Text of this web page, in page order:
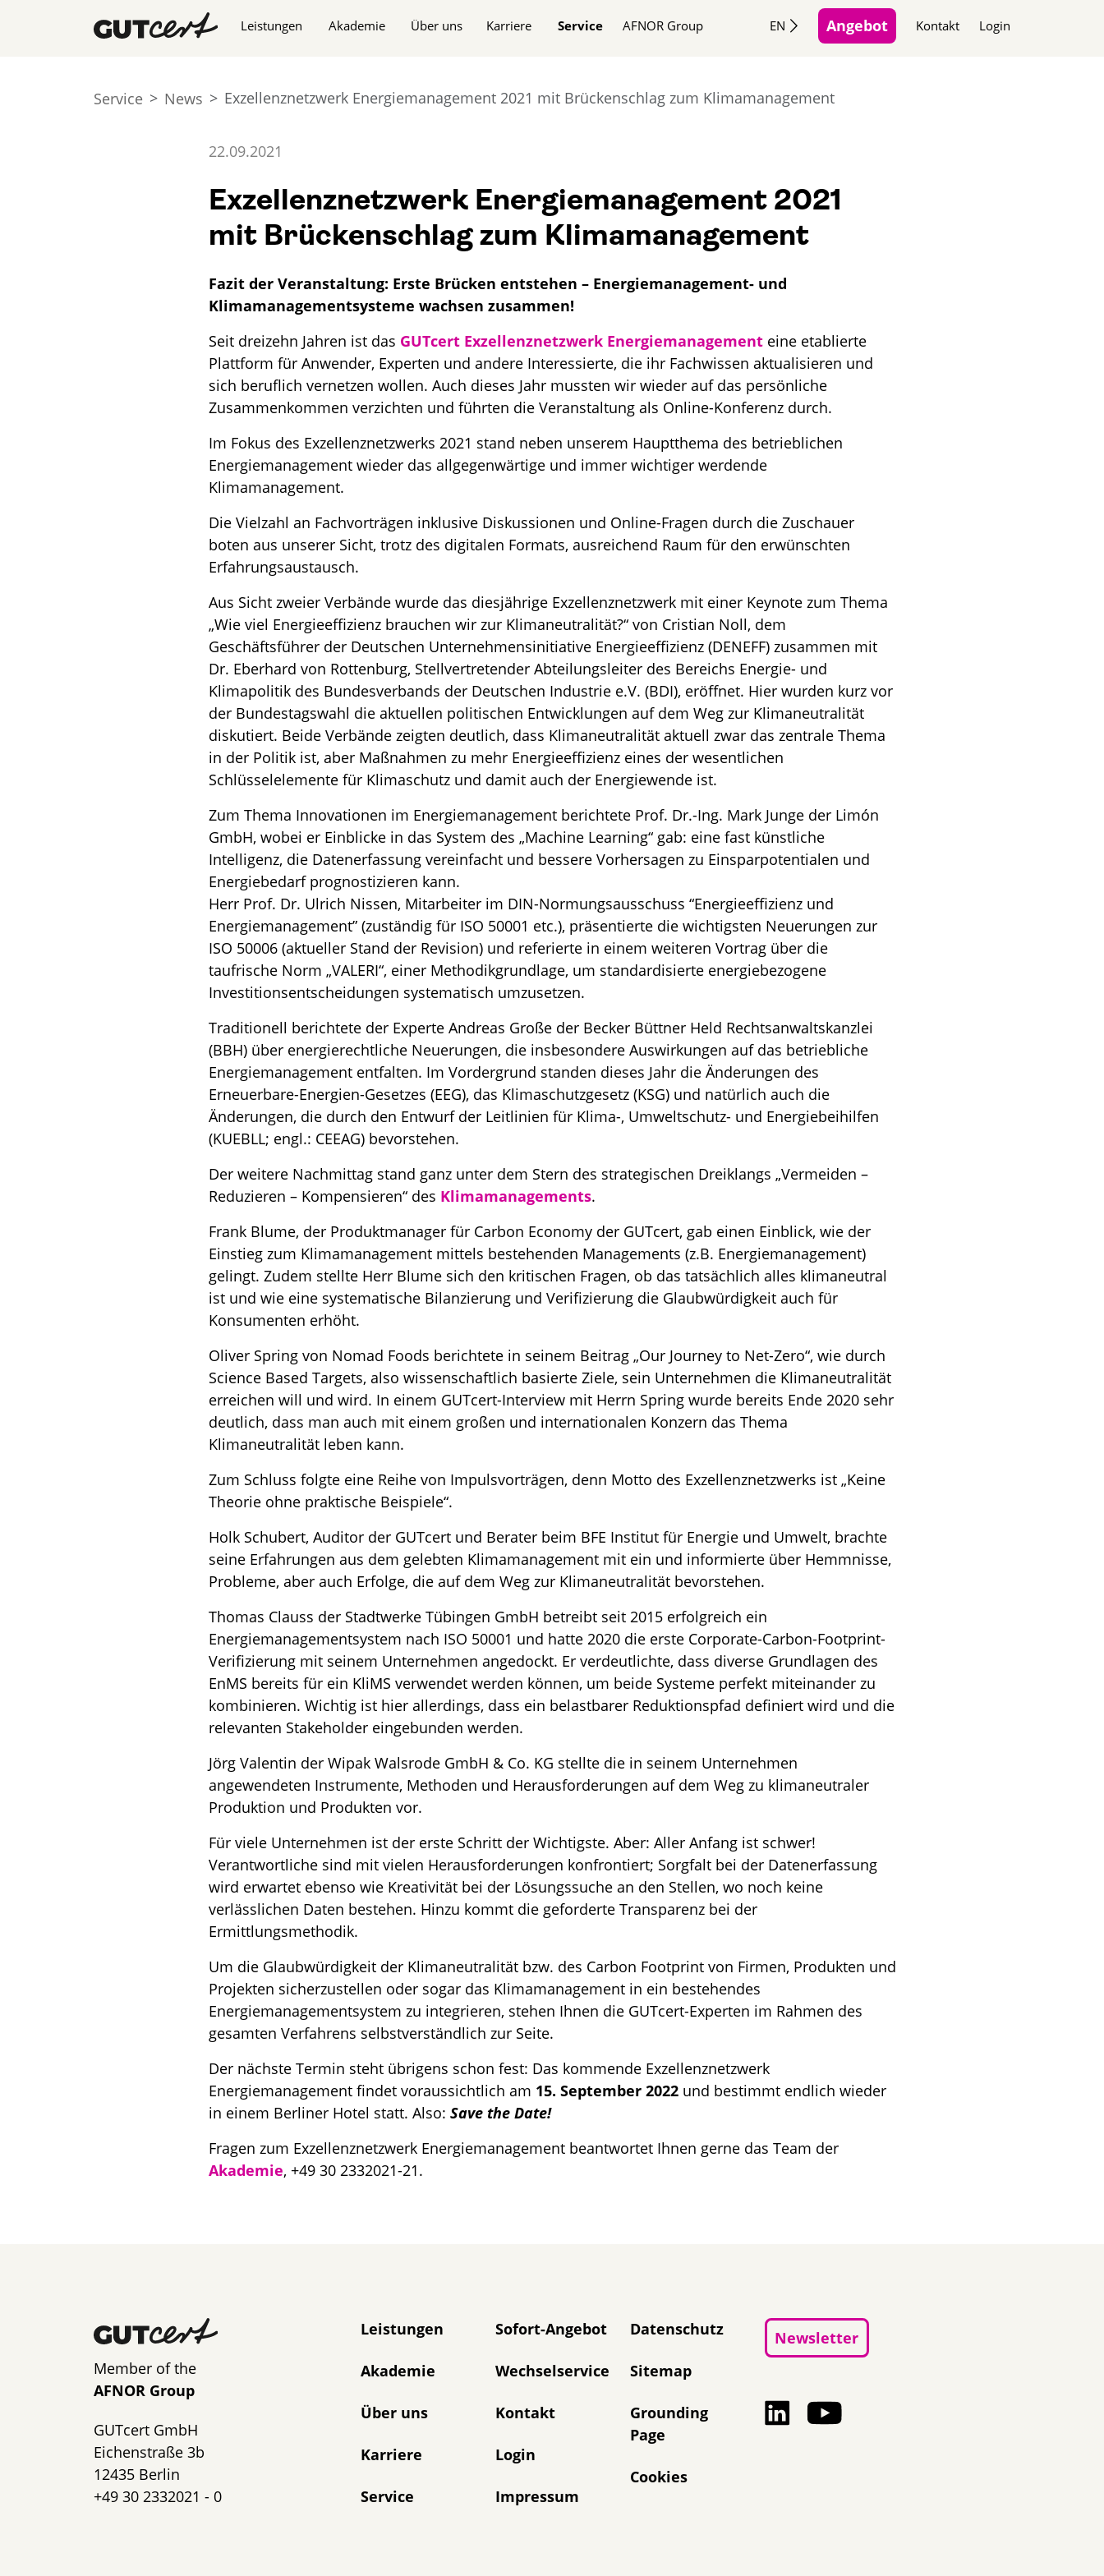
Leistungen
Akademie Über uns Karriere Service AFNOR Group EN Angebot Kontakt Login
Service News Exzellenznetzwerk Energiemanagement 2021 mit Brückenschlag zum Klimamanagement
22.09.2021
Exzellenznetzwerk Energiemanagement 2021
mit Brückenschlag zum Klimamanagement
Fazit der Veranstaltung: Erste Brücken entstehen – Energiemanagement- und
Klimamanagementsysteme wachsen zusammen!
Seit dreizehn Jahren ist das GUTcert Exzellenznetzwerk Energiemanagementeine etablierte
Plattform für Anwender, Experten und andere Interessierte, die ihr Fachwissen aktualisieren und
sich beruflich vernetzen wollen. Auch dieses Jahr mussten wir wieder auf das persönliche
Zusammenkommen verzichten und führten die Veranstaltung als Online-Konferenz durch.
Im Fokus des Exzellenznetzwerks 2021 stand neben unserem Hauptthema des betrieblichen
Energiemanagement wieder das allgegenwärtige und immer wichtiger werdende
Klimamanagement.
Die Vielzahl an Fachvorträgen inklusive Diskussionen und Online-Fragen durch die Zuschauer
boten aus unserer Sicht, trotz des digitalen Formats, ausreichend Raum für den erwünschten
Erfahrungsaustausch.
Aus Sicht zweier Verbände wurde das diesjährige Exzellenznetzwerk mit einer Keynote zum Thema
„Wie viel Energieeffizienz brauchen wir zur Klimaneutralität?“ von Cristian Noll, dem
Geschäftsführer der Deutschen Unternehmensinitiative Energieeffizienz (DENEFF) zusammen mit
Dr. Eberhard von Rottenburg, Stellvertretender Abteilungsleiter des Bereichs Energie- und
Klimapolitik des Bundesverbands der Deutschen Industrie e.V. (BDI), eröffnet. Hier wurden kurz vor
der Bundestagswahl die aktuellen politischen Entwicklungen auf dem Weg zur Klimaneutralität
diskutiert. Beide Verbände zeigten deutlich, dass Klimaneutralität aktuell zwar das zentrale Thema
in der Politik ist, aber Maßnahmen zu mehr Energieeffizienz eines der wesentlichen
Schlüsselelemente für Klimaschutz und damit auch der Energiewende ist.
Zum Thema Innovationen im Energiemanagement berichtete Prof. Dr.-Ing. Mark Junge der Limón
GmbH, wobei er Einblicke in das System des „Machine Learning“ gab: eine fast künstliche
Intelligenz, die Datenerfassung vereinfacht und bessere Vorhersagen zu Einsparpotentialen und
Energiebedarf prognostizieren kann.
Herr Prof. Dr. Ulrich Nissen, Mitarbeiter im DIN-Normungsausschuss “Energieeffizienz und
Energiemanagement” (zuständig für ISO 50001 etc.), präsentierte die wichtigsten Neuerungen zur
ISO 50006 (aktueller Stand der Revision) und referierte in einem weiteren Vortrag über die
taufrische Norm „VALERI“, einer Methodikgrundlage, um standardisierte energiebezogene
Investitionsentscheidungen systematisch umzusetzen.
Traditionell berichtete der Experte Andreas Große der Becker Büttner Held Rechtsanwaltskanzlei
(BBH) über energierechtliche Neuerungen, die insbesondere Auswirkungen auf das betriebliche
Energiemanagement entfalten. Im Vordergrund standen dieses Jahr die Änderungen des
Erneuerbare-Energien-Gesetzes (EEG), das Klimaschutzgesetz (KSG) und natürlich auch die
Änderungen, die durch den Entwurf der Leitlinien für Klima-, Umweltschutz- und Energiebeihilfen
(KUEBLL; engl.: CEEAG) bevorstehen.
Der weitere Nachmittag stand ganz unter dem Stern des strategischen Dreiklangs „Vermeiden –
Reduzieren – Kompensieren“ des Klimamanagements.
Frank Blume, der Produktmanager für Carbon Economy der GUTcert, gab einen Einblick, wie der
Einstieg zum Klimamanagement mittels bestehenden Managements (z.B. Energiemanagement)
gelingt. Zudem stellte Herr Blume sich den kritischen Fragen, ob das tatsächlich alles klimaneutral
ist und wie eine systematische Bilanzierung und Verifizierung die Glaubwürdigkeit auch für
Konsumenten erhöht.
Oliver Spring von Nomad Foods berichtete in seinem Beitrag „Our Journey to Net-Zero“, wie durch
Science Based Targets, also wissenschaftlich basierte Ziele, sein Unternehmen die Klimaneutralität
erreichen will und wird. In einem GUTcert-Interview mit Herrn Spring wurde bereits Ende 2020 sehr
deutlich, dass man auch mit einem großen und internationalen Konzern das Thema
Klimaneutralität leben kann.
Zum Schluss folgte eine Reihe von Impulsvorträgen, denn Motto des Exzellenznetzwerks ist „Keine
Theorie ohne praktische Beispiele“.
Holk Schubert, Auditor der GUTcert und Berater beim BFE Institut für Energie und Umwelt, brachte
seine Erfahrungen aus dem gelebten Klimamanagement mit ein und informierte über Hemmnisse,
Probleme, aber auch Erfolge, die auf dem Weg zur Klimaneutralität bevorstehen.
Thomas Clauss der Stadtwerke Tübingen GmbH betreibt seit 2015 erfolgreich ein
Energiemanagementsystem nach ISO 50001 und hatte 2020 die erste Corporate-Carbon-Footprint-
Verifizierung mit seinem Unternehmen angedockt. Er verdeutlichte, dass diverse Grundlagen des
EnMS bereits für ein KliMS verwendet werden können, um beide Systeme perfekt miteinander zu
kombinieren. Wichtig ist hier allerdings, dass ein belastbarer Reduktionspfad definiert wird und die
relevanten Stakeholder eingebunden werden.
Jörg Valentin der Wipak Walsrode GmbH & Co. KG stellte die in seinem Unternehmen
angewendeten Instrumente, Methoden und Herausforderungen auf dem Weg zu klimaneutraler
Produktion und Produkten vor.
Für viele Unternehmen ist der erste Schritt der Wichtigste. Aber: Aller Anfang ist schwer!
Verantwortliche sind mit vielen Herausforderungen konfrontiert; Sorgfalt bei der Datenerfassung
wird erwartet ebenso wie Kreativität bei der Lösungssuche an den Stellen, wo noch keine
verlässlichen Daten bestehen. Hinzu kommt die geforderte Transparenz bei der
Ermittlungsmethodik.
Um die Glaubwürdigkeit der Klimaneutralität bzw. des Carbon Footprint von Firmen, Produkten und
Projekten sicherzustellen oder sogar das Klimamanagement in ein bestehendes
Energiemanagementsystem zu integrieren, stehen Ihnen die GUTcert-Experten im Rahmen des
gesamten Verfahrens selbstverständlich zur Seite.
Der nächste Termin steht übrigens schon fest: Das kommende Exzellenznetzwerk
Energiemanagement findet voraussichtlich am 15. September 2022und bestimmt endlich wieder
in einem Berliner Hotel statt. Also: Save the Date!
Fragen zum Exzellenznetzwerk Energiemanagement beantwortet Ihnen gerne das Team der
Akademie, +49 30 2332021-21.
Member of the
AFNOR Group
GUTcert GmbH
Eichenstraße 3b
12435 Berlin
+49 30 2332021 - 0
Navigation überspringen
Leistungen
Akademie
Über uns
Karriere
Service
Sofort-Angebot
Wechselservice
Kontakt
Login
Impressum
Datenschutz
Sitemap
Grounding
Page
Cookies
Newsletter